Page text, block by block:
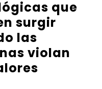
que
surgir
las
violan